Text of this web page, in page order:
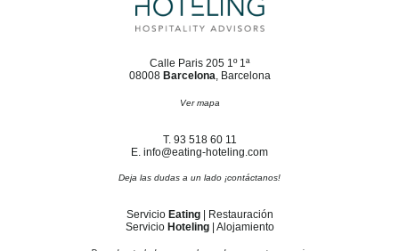
Calle Paris 205 1º 1ª
08008 Barcelona, Barcelona
Ver mapa
T. 93 518 60 11
E. info@eating-hoteling.com
Deja las dudas a un lado ¡contáctanos!
Servicio Eating| Restauración
Servicio Hoteling| Alojamiento